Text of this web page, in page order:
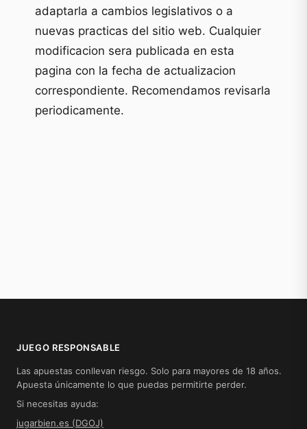
adaptarla a cambios legislativos o a
nuevas practicas del sitio web. Cualquier
modificacion sera publicada en esta
pagina con la fecha de actualizacion
correspondiente. Recomendamos revisarla
periodicamente.
JUEGO RESPONSABLE
Las apuestas conllevan riesgo. Solo para mayores de 18 años.
Apuesta únicamente lo que puedas permitirte perder.
Si necesitas ayuda:
jugarbien.es (DGOJ)